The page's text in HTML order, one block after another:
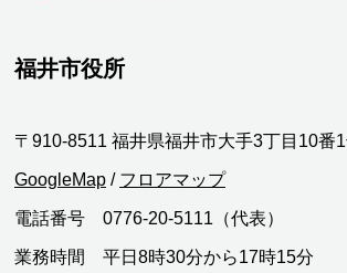
福井市役所
〒910-8511 福井県福井市大手3丁目10番
GoogleMap / フロアマップ
電話番号 0776-20-5111（代表）
業務時間 平日8時30分から17時15分